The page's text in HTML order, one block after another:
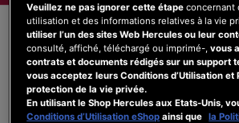
Logiciel DJ
Veuillez ne pas ignorer cette étape concernant
utilisation et des informations relatives à la vie
utiliser l’un des sites Web Hercules ou leur
consulté, affiché, téléchargé ou imprimé-,vous
contrats et documents rédigés sur un support
vous acceptez leurs Conditions d’Utilisation et
protection de la vie privée.
En utilisant le Shop Hercules aux Etats-Unis,
Conditions d’Utilisation eShop ainsi que la